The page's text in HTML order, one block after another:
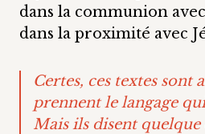
dans la communion
dans la proximité avec
Certes, ces textes sont
prennent le langage
Mais ils disent